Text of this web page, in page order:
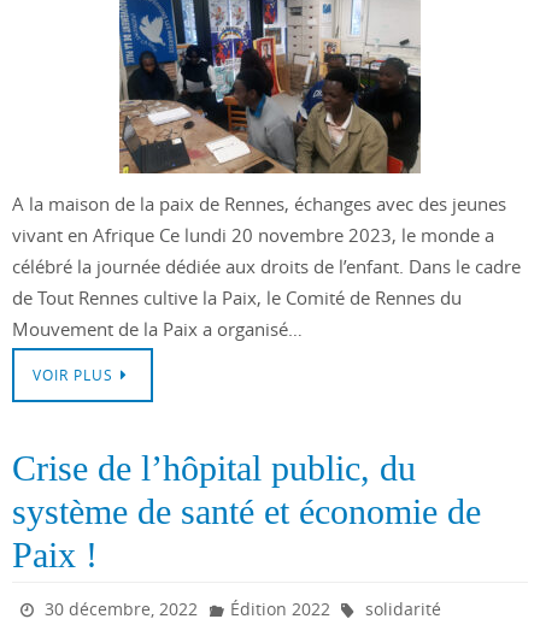
A la maison de la paix de Rennes, échanges avec des jeunes
vivant en Afrique Ce lundi 20 novembre 2023, le monde a
célébré la journée dédiée aux droits de l’enfant. Dans le cadre
de Tout Rennes cultive la Paix, le Comité de Rennes du
Mouvement de la Paix a organisé…
VOIR PLUS
Crise de l’hôpital public, du
système de santé et économie de
Paix !
30 décembre, 2022 Édition 2022 solidarité